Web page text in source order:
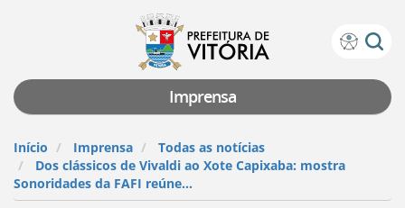
Prefeitura
Vitória
teclado:
para
a
página
de
Imprensa
Início Imprensa
Todas as notícias
Dos clássicos de Vivaldi ao Xote Capixaba: mostra
Sonoridades da FAFI reúne...